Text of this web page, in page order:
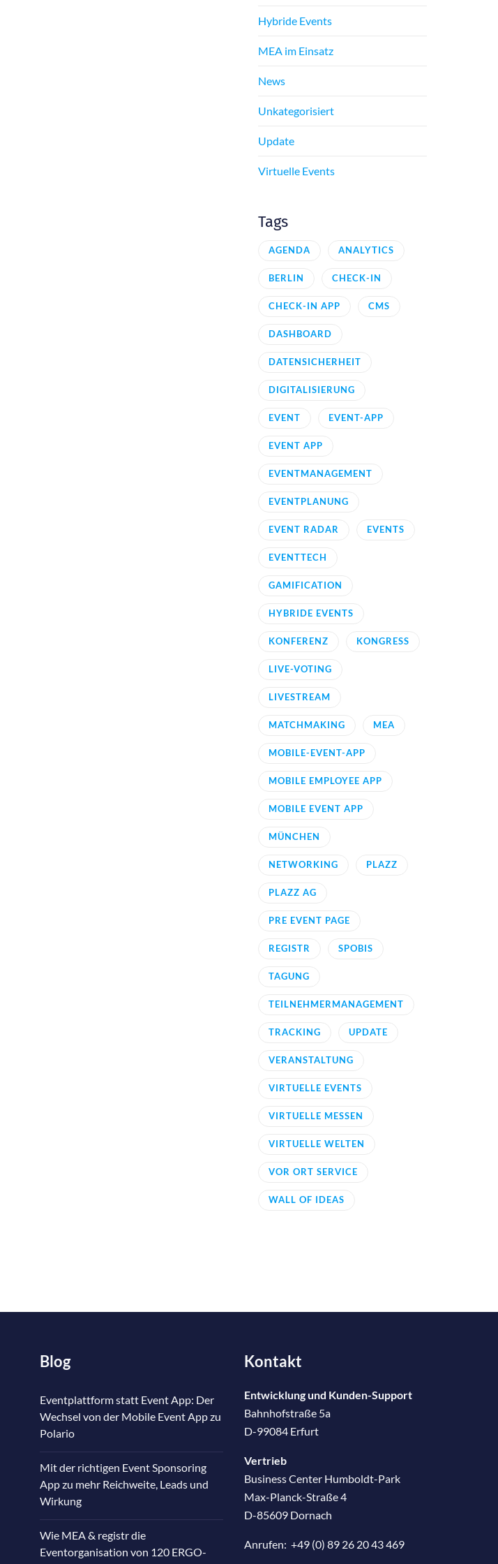
Hybride Events
MEA im Einsatz
News
Unkategorisiert
Update
Virtuelle Events
Tags
AGENDA ANALYTICS
BERLIN CHECK-IN
CHECK-IN APP CMS
DASHBOARD
DATENSICHERHEIT
DIGITALISIERUNG
EVENT EVENT-APP
EVENT APP
EVENTMANAGEMENT
EVENTPLANUNG
EVENT RADAR EVENTS
EVENTTECH
GAMIFICATION
HYBRIDE EVENTS
KONFERENZ KONGRESS
LIVE-VOTING
LIVESTREAM
MATCHMAKING MEA
MOBILE-EVENT-APP
MOBILE EMPLOYEE APP
MOBILE EVENT APP
MÜNCHEN
NETWORKING PLAZZ
PLAZZ AG
PRE EVENT PAGE
REGISTR SPOBIS
TAGUNG
TEILNEHMERMANAGEMENT
TRACKING UPDATE
VERANSTALTUNG
VIRTUELLE EVENTS
VIRTUELLE MESSEN
VIRTUELLE WELTEN
VOR ORT SERVICE
WALL OF IDEAS
Blog
Eventplattform statt Event App: Der
Wechsel von der Mobile Event App zu
Polario
Mit der richtigen Event Sponsoring
App zu mehr Reichweite, Leads und
Wirkung
Wie MEA & registr die
Eventorganisation von 120 ERGO-
Kontakt
Entwicklung und Kunden-Support
Bahnhofstraße 5a
D-99084 Erfurt
Vertrieb
Business Center Humboldt-Park
Max-Planck-Straße 4
D-85609 Dornach
Anrufen: +49 (0) 89 26 20 43 469